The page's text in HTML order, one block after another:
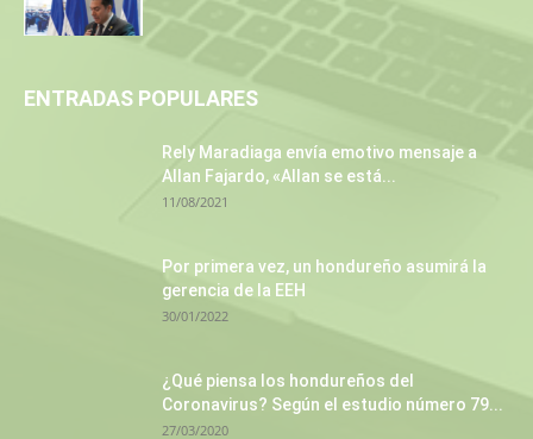
ENTRADAS POPULARES
Rely Maradiaga envía emotivo mensaje a
Allan Fajardo, «Allan se está...
11/08/2021
Por primera vez, un hondureño asumirá la
gerencia de la EEH
30/01/2022
¿Qué piensa los hondureños del
Coronavirus? Según el estudio número 79...
27/03/2020